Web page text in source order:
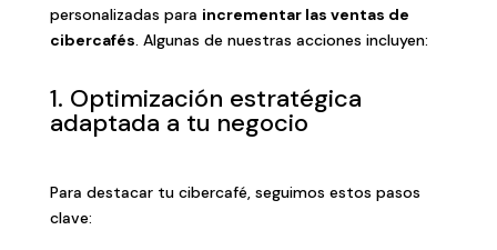
personalizadas para incrementar las ventas de
cibercafés. Algunas de nuestras acciones incluyen:
1. Optimización estratégica
adaptada a tu negocio
Para destacar tu cibercafé, seguimos estos pasos
clave: